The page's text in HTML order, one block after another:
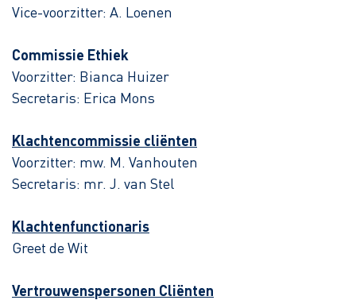
Vice-voorzitter: A. Loenen
Commissie Ethiek
Voorzitter: Bianca Huizer
Secretaris: Erica Mons
Klachtencommissie cliënten
Voorzitter: mw. M. Vanhouten
Secretaris: mr. J. van Stel
Klachtenfunctionaris
Greet de Wit
Vertrouwenspersonen Cliënten